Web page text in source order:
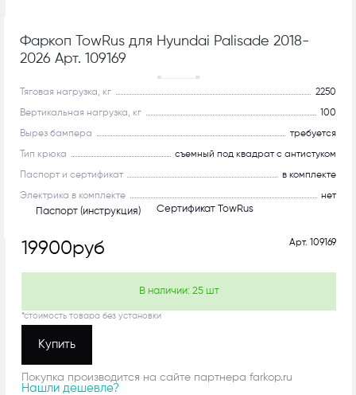
Фаркоп TowRus для Hyundai Palisade 2018-
2026 Арт. 109169
С системой антистук!
Тяговая нагрузка, кг 2250
Вертикальная нагрузка, кг 100
Вырез бампера требуется
Тип крюка съемный под квадрат с антистуком
Паспорт и сертификат в комплекте
Электрика в комплекте нет
Паспорт (инструкция) Сертификат TowRus
Арт. 109169
19900руб
В наличии: 25шт
*стоимость товара без установки
Купить
Покупка производится на сайте партнера farkop.ru
Нашли дешевле?